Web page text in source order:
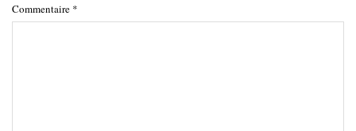
Commentaire *